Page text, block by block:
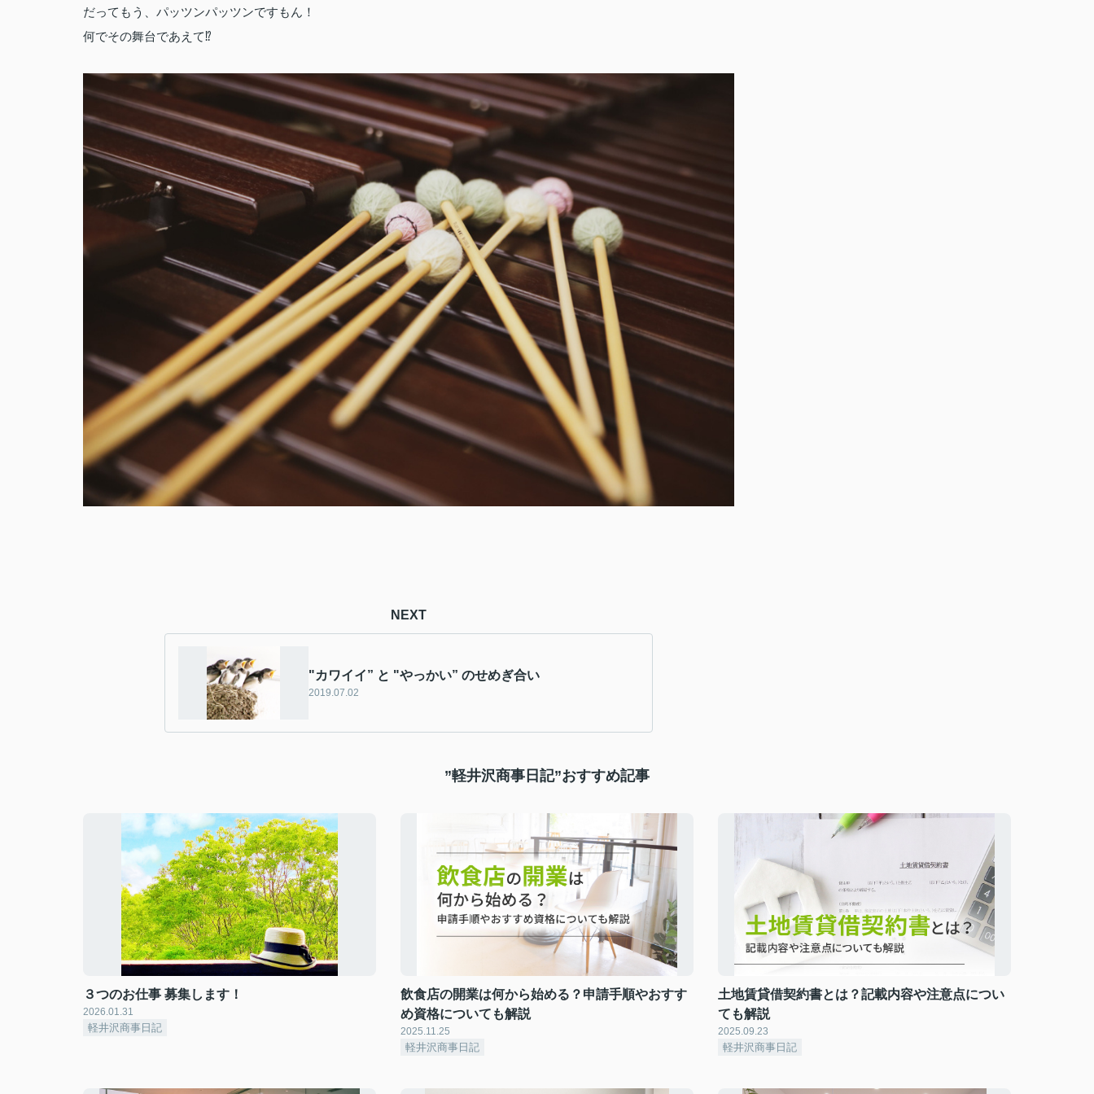
だってもう、パッツンパッツンですもん！
何でその舞台であえて⁉
NEXT
"カワイイ” と "やっかい” のせめぎ合い
2019.07.02
”軽井沢商事日記”おすすめ記事
３つのお仕事 募集します！
2026.01.31
軽井沢商事日記
飲食店の開業は何から始める？申請手順やおすす
め資格についても解説
2025.11.25
軽井沢商事日記
土地賃貸借契約書とは？記載内容や注意点につい
ても解説
2025.09.23
軽井沢商事日記